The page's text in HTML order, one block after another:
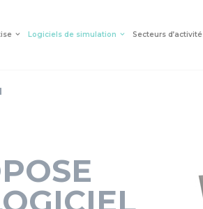
Logiciels de simulation Secteurs d’activité